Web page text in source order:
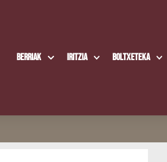
Berriak Iritzia Boltxe­te­ka